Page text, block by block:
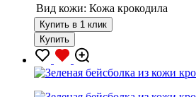
Вид кожи: Кожа крокодила
Купить в 1 клик
Купить